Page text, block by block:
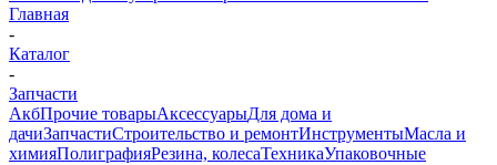
Главная
-
Каталог
-
Запчасти
АкбПрочие товарыАксессуарыДля дома и
дачиЗапчастиСтроительство и ремонтИнструментыМасла и
химияПолиграфияРезина, колесаТехникаУпаковочные